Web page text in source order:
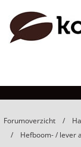
Forumoverzicht
Hefboom- / lever